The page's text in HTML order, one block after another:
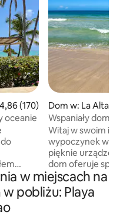
ocena: 4,86 na 5, liczba
4,86 (170)
oceanie
(bez
z
i
w
Dom w: La
Wspaniały dom
plaży Macao
Witaj w swoim
wypoczynek w
pięknie
dom oferuje
zaledwie 6 minut
oszałamiających
3 przytulne
w miejscach na
pobliżu: Playa